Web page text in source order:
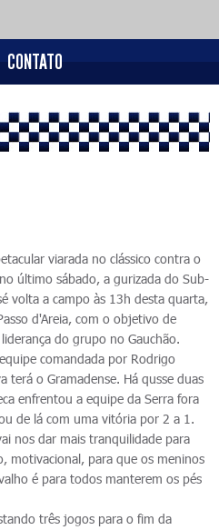
CONTATO
viarada no clássico contra o
último sábado, a gurizada do Sub-
volta a campo às 13h desta quarta,
d'Areia, com o objetivo de
do grupo no Gauchão.
comandada por Rodrigo
terá o Gramadense. Há qusse duas
enfrentou a equipe da Serra fora
de lá com uma vitória por 2 a 1.
nos dar mais tranquilidade para
motivacional, para que os meninos
é para todos manterem os pés
três jogos para o fim da